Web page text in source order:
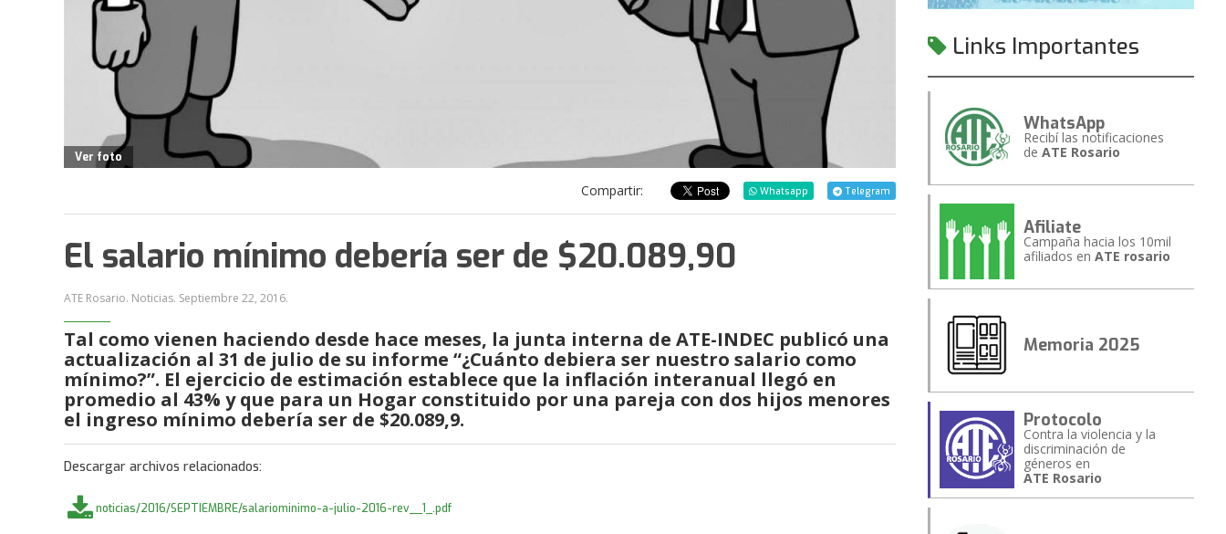
Ver foto
Telegram
Whatsapp
Compartir:
El salario mínimo debería ser de $20.089,90
ATE Rosario. Noticias. Septiembre 22, 2016.
Tal como vienen haciendo desde hace meses, la junta interna de ATE-INDEC publicó una
actualización al 31 de julio de su informe “¿Cuánto debiera ser nuestro salario como
mínimo?”. El ejercicio de estimación establece que la inflación interanual llegó en
promedio al 43% y que para un Hogar constituido por una pareja con dos hijos menores
el ingreso mínimo debería ser de $20.089,9.
Descargar archivos relacionados:
noticias/2016/SEPTIEMBRE/salariominimo-a-julio-2016-rev__1_.pdf
Links Importantes
WhatsApp
Recibí las notificaciones
de ATE Rosario
Afiliate
Campaña hacia los 10mil
afiliados en ATE rosario
Memoria 2025
Protocolo
Contra la violencia y la
discriminación de
géneros en
ATE Rosario